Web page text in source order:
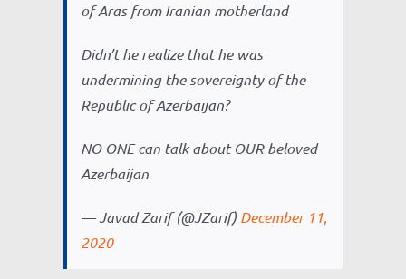
of Aras from Iranian motherland
Didn’t he realize that he was
undermining the sovereignty of the
Republic of Azerbaijan?
NO ONE can talk about OUR beloved
Azerbaijan
— Javad Zarif (@JZarif) December 11,
2020